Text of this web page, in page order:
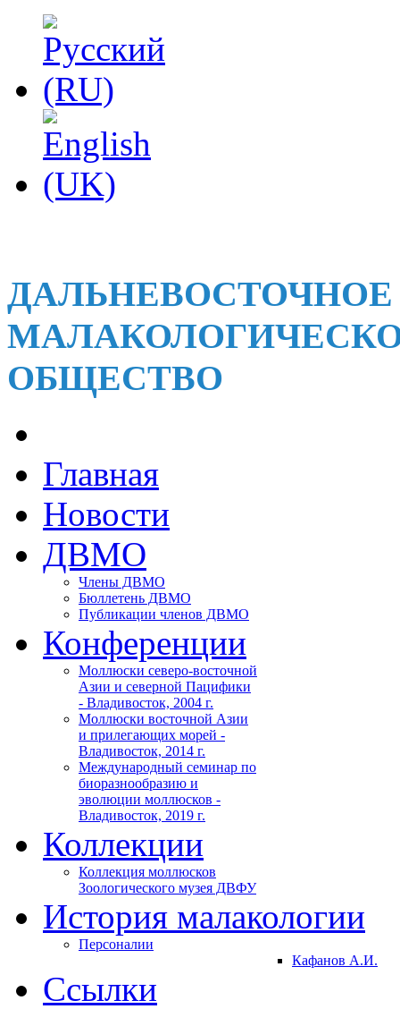
ДАЛЬНЕВОСТОЧНОЕ
ОБЩЕСТВО
Главная
Новости
ДВМО
Члены ДВМО
Бюллетень ДВМО
Публикации членов ДВМО
Конференции
Моллюски северо-восточной
Азии и северной Пацифики
- Владивосток, 2004 г.
Моллюски восточной Азии
и прилегающих морей -
Владивосток, 2014 г.
Международный семинар по
биоразнообразию и
эволюции моллюсков -
Владивосток, 2019 г.
Коллекции
Коллекция моллюсков
Зоологического музея ДВФУ
История малакологии
Персоналии
Кафанов А.И.
Ссылки